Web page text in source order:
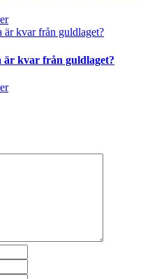
är kvar från guldlaget?